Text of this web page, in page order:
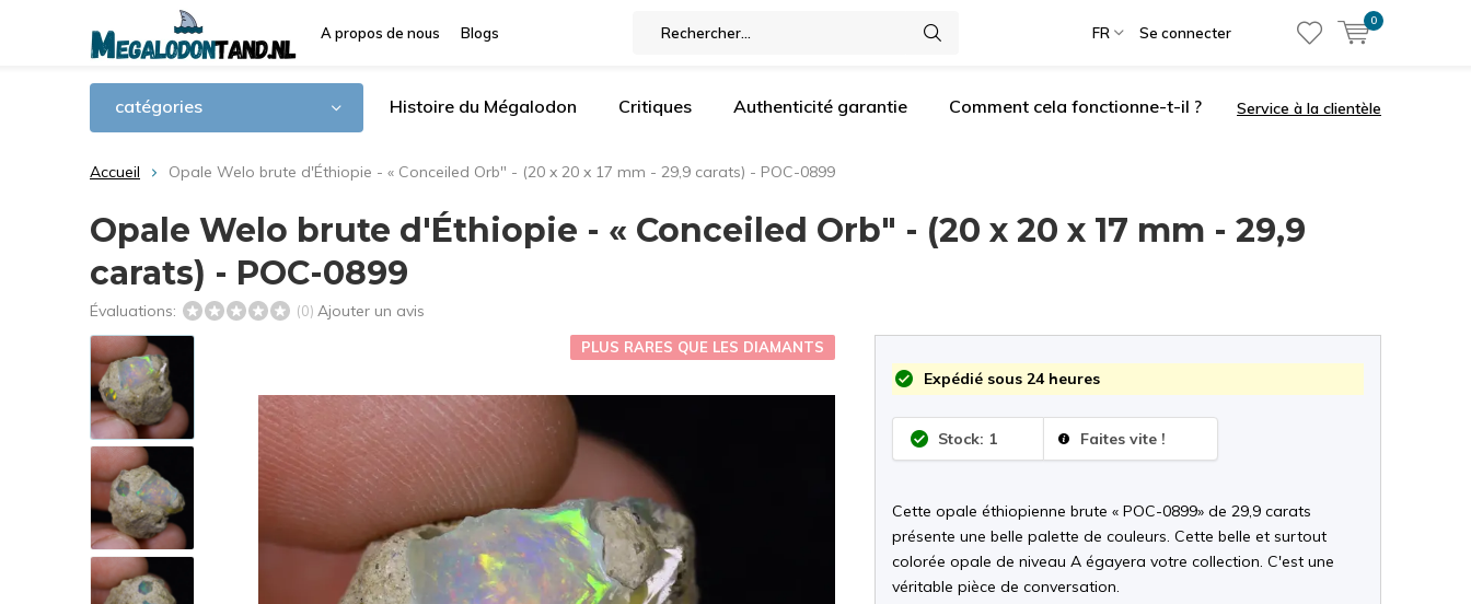
A propos de nous Blogs FR Se connecter
0
catégories Histoire du Mégalodon Critiques Authenticité garantie Comment cela fonctionne-t-il ? Service à la clientèle
Accueil Opale Welo brute d'Éthiopie - « Conceiled Orb" - (20 x 20 x 17 mm - 29,9 carats) - POC-0899
Opale Welo brute d'Éthiopie - « Conceiled Orb" - (20 x 20 x 17 mm - 29,9
carats) - POC-0899
Évaluations: (0) Ajouter un avis
PLUS RARES QUE LES DIAMANTS
Expédié sous 24 heures
Stock: 1 Faites vite !
Cette opale éthiopienne brute « POC-0899» de 29,9 carats
présente une belle palette de couleurs. Cette belle et surtout
colorée opale de niveau A égayera votre collection. C'est une
véritable pièce de conversation.